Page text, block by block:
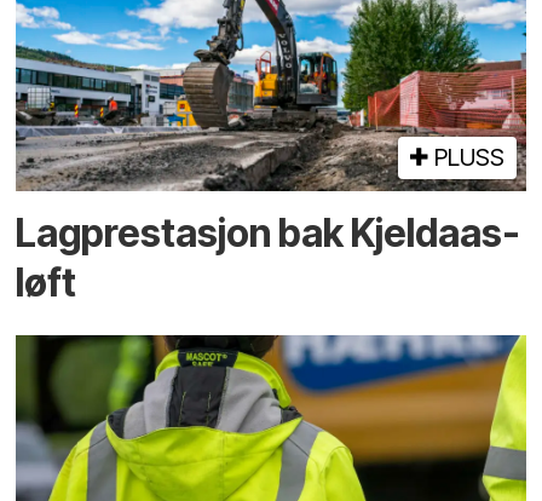
PLUSS
Lagprestasjon bak Kjeldaas-
løft